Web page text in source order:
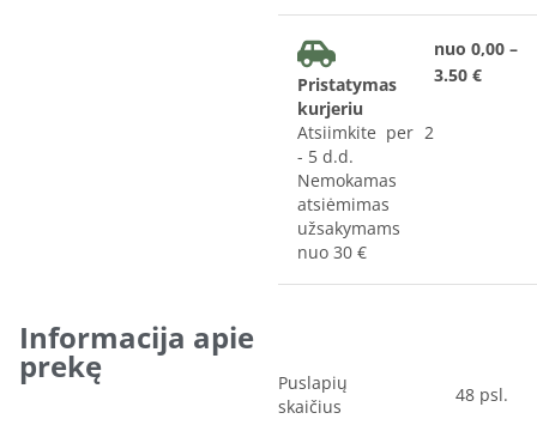
Pristatymas
kurjeriu
Atsiimkite per 2
- 5 d.d.
Nemokamas
atsiėmimas
užsakymams
nuo 30 €
nuo 0,00 –
3.50 €
Informacija apie
prekę
Puslapių
skaičius
48 psl.